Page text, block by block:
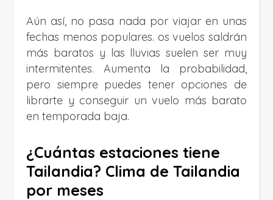
Aún así, no pasa nada por viajar en unas
fechas menos populares. os vuelos saldrán
más baratos y las lluvias suelen ser muy
intermitentes. Aumenta la probabilidad,
pero siempre puedes tener opciones de
librarte y conseguir un vuelo más barato
en temporada baja.
¿Cuántas estaciones tiene
Tailandia? Clima de Tailandia
por meses